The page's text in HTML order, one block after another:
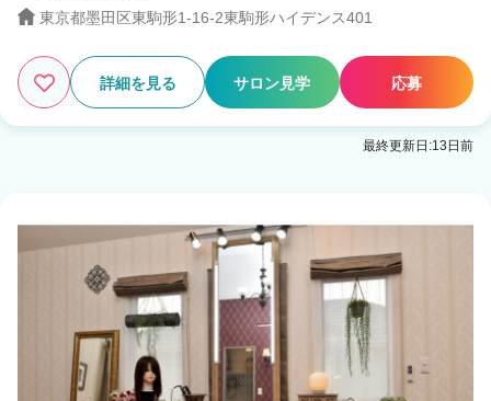
東京都墨田区東駒形1-16-2東駒形ハイデンス401
詳細を見る サロン見学 応募
最終更新日:13日前